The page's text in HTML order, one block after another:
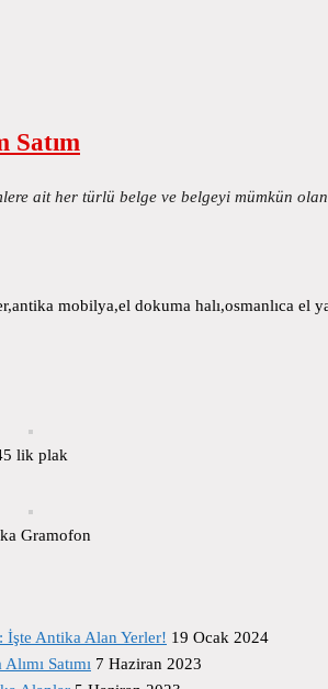
Satım
ait her türlü belge ve belgeyi mümkün
mobilya,el dokuma halı,osmanlıca
lik plak
Gramofon
İşte Antika Alan Yerler! 19 Ocak 2024
Satımı 7 Haziran 2023